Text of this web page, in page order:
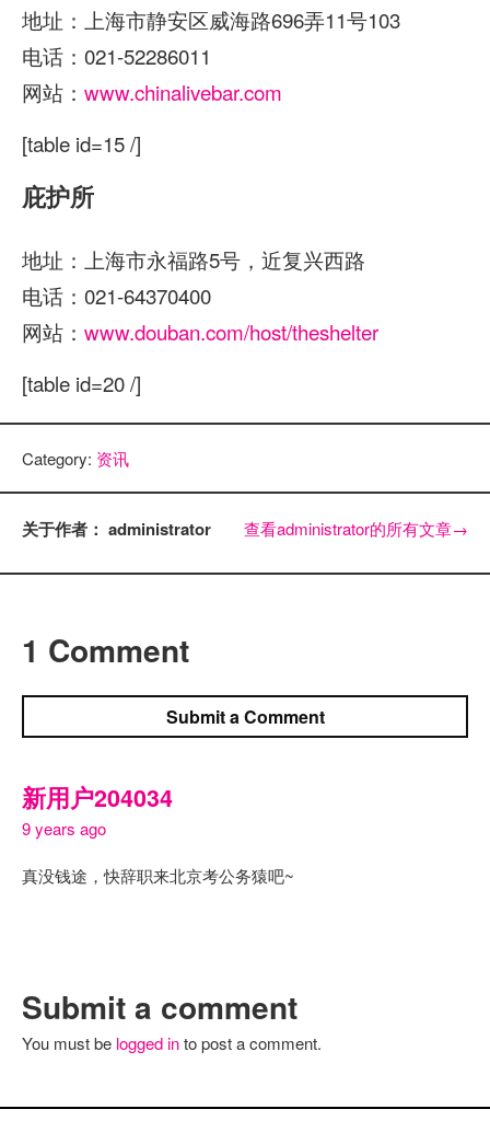
地址：上海市静安区威海路696弄11号103
电话：021-52286011
网站： www.chinalivebar.com
[table id=15 /]
庇护所
地址：上海市永福路5号，近复兴西路
电话： 021-64370400
网站： www.douban.com/host/theshelter
[table id=20 /]
Category: 资讯
关于作者： administrator 查看administrator的所有文章→
1 Comment
Submit a Comment
新用户204034
9 years ago
真没钱途，快辞职来北京考公务猿吧~
Submit a comment
You must be logged into post a comment.